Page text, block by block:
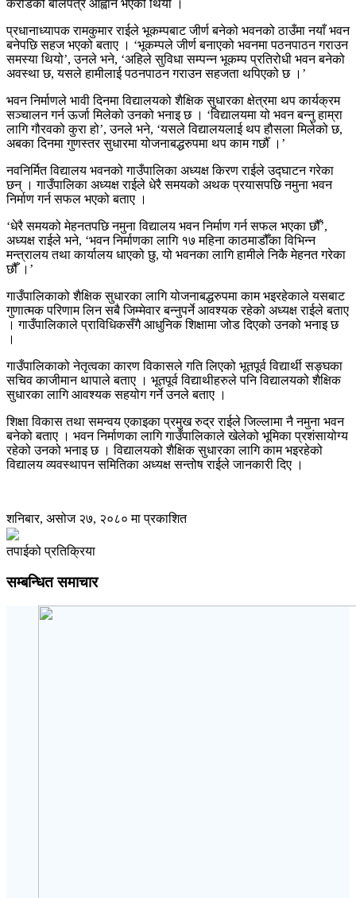
करोडको बोलपत्र आह्वान भएको थियो ।
प्रधानाध्यापक रामकुमार राईले भूकम्पबाट जीर्ण बनेको भवनको ठाउँमा नयाँ भवन
बनेपछि सहज भएको बताए । ‘भूकम्पले जीर्ण बनाएको भवनमा पठनपाठन गराउन
समस्या थियो’, उनले भने, ‘अहिले सुविधा सम्पन्न भूकम्प प्रतिरोधी भवन बनेको
अवस्था छ, यसले हामीलाई पठनपाठन गराउन सहजता थपिएको छ ।’
भवन निर्माणले भावी दिनमा विद्यालयको शैक्षिक सुधारका क्षेत्रमा थप कार्यक्रम
सञ्चालन गर्न ऊर्जा मिलेको उनको भनाइ छ । ‘विद्यालयमा यो भवन बन्नु हाम्रा
लागि गौरवको कुरा हो’, उनले भने, ‘यसले विद्यालयलाई थप हौसला मिलेको छ,
अबका दिनमा गुणस्तर सुधारमा योजनाबद्धरुपमा थप काम गर्छौँ ।’
नवनिर्मित विद्यालय भवनको गाउँपालिका अध्यक्ष किरण राईले उद्घाटन गरेका
छन् । गाउँपालिका अध्यक्ष राईले धेरै समयको अथक प्रयासपछि नमुना भवन
निर्माण गर्न सफल भएको बताए ।
‘धेरै समयको मेहनतपछि नमुना विद्यालय भवन निर्माण गर्न सफल भएका छौँ’,
अध्यक्ष राईले भने, ‘भवन निर्माणका लागि १७ महिना काठमाडौँका विभिन्न
मन्त्रालय तथा कार्यालय धाएको छु, यो भवनका लागि हामीले निकै मेहनत गरेका
छौँ ।’
गाउँपालिकाको शैक्षिक सुधारका लागि योजनाबद्धरुपमा काम भइरहेकाले यसबाट
गुणात्मक परिणाम लिन सबै जिम्मेवार बन्नुपर्ने आवश्यक रहेको अध्यक्ष राईले बताए
। गाउँपालिकाले प्राविधिकसँगै आधुनिक शिक्षामा जोड दिएको उनको भनाइ छ
।
गाउँपालिकाको नेतृत्वका कारण विकासले गति लिएको भूतपूर्व विद्यार्थी सङ्घका
सचिव काजीमान थापाले बताए । भूतपूर्व विद्याथीहरुले पनि विद्यालयको शैक्षिक
सुधारका लागि आवश्यक सहयोग गर्ने उनले बताए ।
शिक्षा विकास तथा समन्वय एकाइका प्रमुख रुद्र राईले जिल्लामा नै नमुना भवन
बनेको बताए । भवन निर्माणका लागि गाउँपालिकाले खेलेको भूमिका प्रशंसायोग्य
रहेको उनको भनाइ छ । विद्यालयको शैक्षिक सुधारका लागि काम भइरहेको
विद्यालय व्यवस्थापन समितिका अध्यक्ष सन्तोष राईले जानकारी दिए ।
शनिबार, असोज २७, २०८० मा प्रकाशित
तपाईको प्रतिक्रिया
सम्बन्धित समाचार